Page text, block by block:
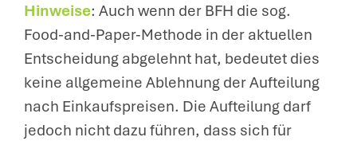
Hinweise: Auch wenn der BFH die sog.
Food-and-Paper-Methode in der aktuellen
Entscheidung abgelehnt hat, bedeutet dies
keine allgemeine Ablehnung der Aufteilung
nach Einkaufspreisen. Die Aufteilung darf
jedoch nicht dazu führen, dass sich für